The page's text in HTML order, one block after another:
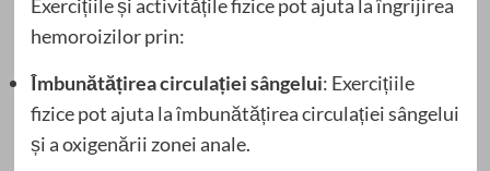
Exercițiile și activitățile fizice pot ajuta la îngrijirea
hemoroizilor prin:
Îmbunătățirea circulației sângelui: Exercițiile
fizice pot ajuta la îmbunătățirea circulației sângelui
și a oxigenării zonei anale.